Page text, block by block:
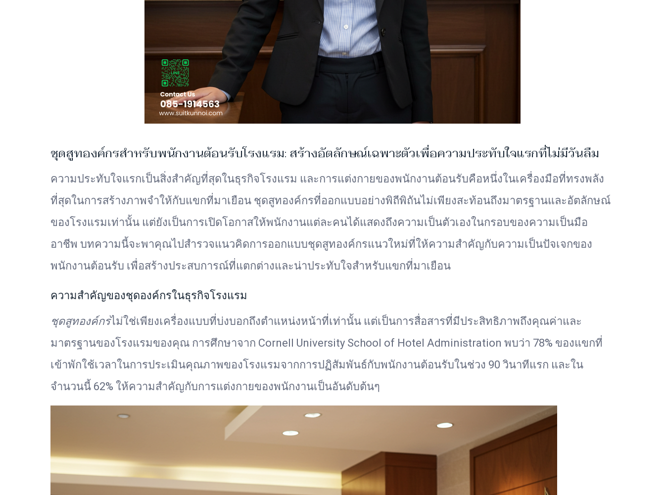
ชุดสูทองค์กรสำหรับพนักงานต้อนรับโรงแรม: สร้างอัตลักษณ์เฉพาะตัวเพื่อความประทับใจแรกที่ไม่มีวันลืม
ความประทับใจแรกเป็นสิ่งสำคัญที่สุดในธุรกิจโรงแรม และการแต่งกายของพนักงานต้อนรับคือหนึ่งในเครื่องมือที่ทรงพลัง
ที่สุดในการสร้างภาพจำให้กับแขกที่มาเยือน ชุดสูทองค์กรที่ออกแบบอย่างพิถีพิถันไม่เพียงสะท้อนถึงมาตรฐานและอัตลักษณ์
ของโรงแรมเท่านั้น แต่ยังเป็นการเปิดโอกาสให้พนักงานแต่ละคนได้แสดงถึงความเป็นตัวเองในกรอบของความเป็นมือ
อาชีพ บทความนี้จะพาคุณไปสำรวจแนวคิดการออกแบบชุดสูทองค์กรแนวใหม่ที่ให้ความสำคัญกับความเป็นปัจเจกของ
พนักงานต้อนรับ เพื่อสร้างประสบการณ์ที่แตกต่างและน่าประทับใจสำหรับแขกที่มาเยือน
ความสำคัญของชุดองค์กรในธุรกิจโรงแรม
ชุดสูทองค์กรไม่ใช่เพียงเครื่องแบบที่บ่งบอกถึงตำแหน่งหน้าที่เท่านั้น แต่เป็นการสื่อสารที่มีประสิทธิภาพถึงคุณค่าและ
มาตรฐานของโรงแรมของคุณ การศึกษาจาก Cornell University School of Hotel Administration พบว่า 78% ของแขกที่
เข้าพักใช้เวลาในการประเมินคุณภาพของโรงแรมจากการปฏิสัมพันธ์กับพนักงานต้อนรับในช่วง 90 วินาทีแรก และใน
จำนวนนี้ 62% ให้ความสำคัญกับการแต่งกายของพนักงานเป็นอันดับต้นๆ